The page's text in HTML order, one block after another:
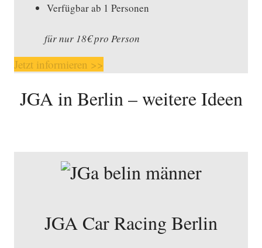
Verfügbar ab 1 Personen
für nur 18€ pro Person
Jetzt informieren >>
JGA in Berlin – weitere Ideen
JGA Car Racing Berlin